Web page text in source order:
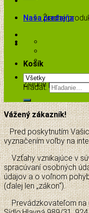
Žiadne
Košík
Žiadne produkty v
Naša predajňa
Hľadať:
Vážený zákazník!
Pred poskytnutím
vyznačením voľby na
Vzťahy vznikajúce v
spracúvaní osobných
údajov a o voľnom
(ďalej len „zákon“).
Prevádzkovateľom na